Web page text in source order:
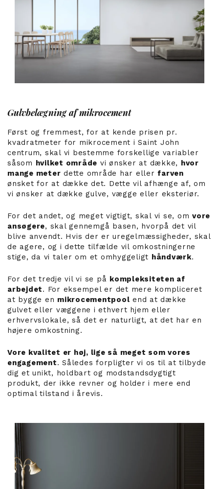
Gulvbelægning af mikrocement
Først og fremmest, for at kende prisen pr.
kvadratmeter for mikrocement i Saint John
centrum, skal vi bestemme forskellige variabler
såsom hvilket område vi ønsker at dække, hvor
mange meter dette område har ellerfarven
ønsket for at dække det. Dette vil afhænge af, om
vi ønsker at dække gulve, vægge eller eksteriør.
For det andet, og meget vigtigt, skal vi se, om vore
ansøgere, skal gennemgå basen, hvorpå det vil
blive anvendt. Hvis der er uregelmæssigheder, skal
de agere, og i dette tilfælde vil omkostningerne
stige, da vi taler om et omhyggeligt håndværk.
For det tredje vil vi se på kompleksiteten af
arbejdet. For eksempel er det mere kompliceret
at bygge en mikrocementpool end at dække
gulvet eller væggene i ethvert hjem eller
erhvervslokale, så det er naturligt, at det har en
højere omkostning.
Vore kvalitet er høj, lige så meget som vores
engagement. Således forpligter vi os til at tilbyde
dig et unikt, holdbart og modstandsdygtigt
produkt, der ikke revner og holder i mere end
optimal tilstand i årevis.